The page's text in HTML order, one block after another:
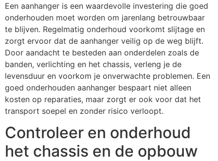
Een aanhanger is een waardevolle investering die goed
onderhouden moet worden om jarenlang betrouwbaar
te blijven. Regelmatig onderhoud voorkomt slijtage en
zorgt ervoor dat de aanhanger veilig op de weg blijft.
Door aandacht te besteden aan onderdelen zoals de
banden, verlichting en het chassis, verleng je de
levensduur en voorkom je onverwachte problemen. Een
goed onderhouden aanhanger bespaart niet alleen
kosten op reparaties, maar zorgt er ook voor dat het
transport soepel en zonder risico verloopt.
Controleer en onderhoud
het chassis en de opbouw